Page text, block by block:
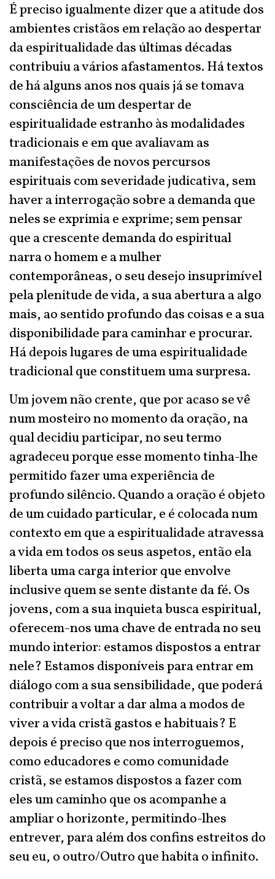
É preciso igualmente dizer que a atitude dos
ambientes cristãos em relação ao despertar
da espiritualidade das últimas décadas
contribuiu a vários afastamentos. Há textos
de há alguns anos nos quais já se tomava
consciência de um despertar de
espiritualidade estranho às modalidades
tradicionais e em que avaliavam as
manifestações de novos percursos
espirituais com severidade judicativa, sem
haver a interrogação sobre a demanda que
neles se exprimia e exprime; sem pensar
que a crescente demanda do espiritual
narra o homem e a mulher
contemporâneas, o seu desejo insuprimível
pela plenitude de vida, a sua abertura a algo
mais, ao sentido profundo das coisas e a sua
disponibilidade para caminhar e procurar.
Há depois lugares de uma espiritualidade
tradicional que constituem uma surpresa.
Um jovem não crente, que por acaso se vê
num mosteiro no momento da oração, na
qual decidiu participar, no seu termo
agradeceu porque esse momento tinha-lhe
permitido fazer uma experiência de
profundo silêncio. Quando a oração é objeto
de um cuidado particular, e é colocada num
contexto em que a espiritualidade atravessa
a vida em todos os seus aspetos, então ela
liberta uma carga interior que envolve
inclusive quem se sente distante da fé. Os
jovens, com a sua inquieta busca espiritual,
oferecem-nos uma chave de entrada no seu
mundo interior: estamos dispostos a entrar
nele? Estamos disponíveis para entrar em
diálogo com a sua sensibilidade, que poderá
contribuir a voltar a dar alma a modos de
viver a vida cristã gastos e habituais? E
depois é preciso que nos interroguemos,
como educadores e como comunidade
cristã, se estamos dispostos a fazer com
eles um caminho que os acompanhe a
ampliar o horizonte, permitindo-lhes
entrever, para além dos confins estreitos do
seu eu, o outro/Outro que habita o infinito.